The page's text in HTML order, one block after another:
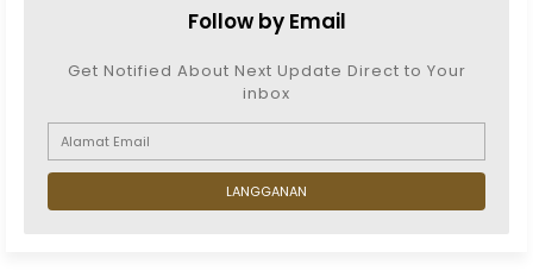
Follow by Email
Get Notified About Next Update Direct to Your
inbox